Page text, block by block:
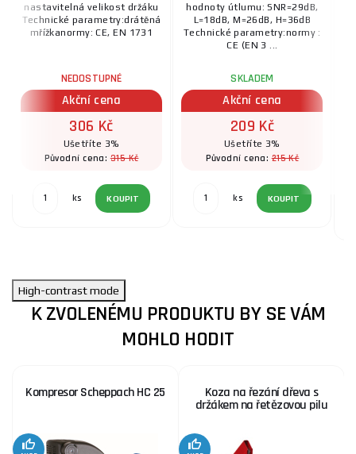
nastavitelná velikost držáku
Technické parametry:drátěná
mřížkanormy: CE, EN 1731
NEDOSTUPNÉ
Akční cena
306 Kč
Ušetříte 3%
Původní cena:315 Kč
ks KOUPIT
hodnoty útlumu: SNR=29dB,
L=18dB, M=26dB, H=36dB
Technické parametry:normy :
CE (EN 3 ...
SKLADEM
Akční cena
209 Kč
Ušetříte 3%
Původní cena:215 Kč
ks KOUPIT
High-contrast mode
K ZVOLENÉMU PRODUKTU BY SE VÁM
MOHLO HODIT
Kompresor Scheppach HC 25 Koza na řezání dřeva s
držákem na řetězovou pilu